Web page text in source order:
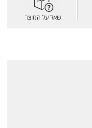
שאל על המוצר